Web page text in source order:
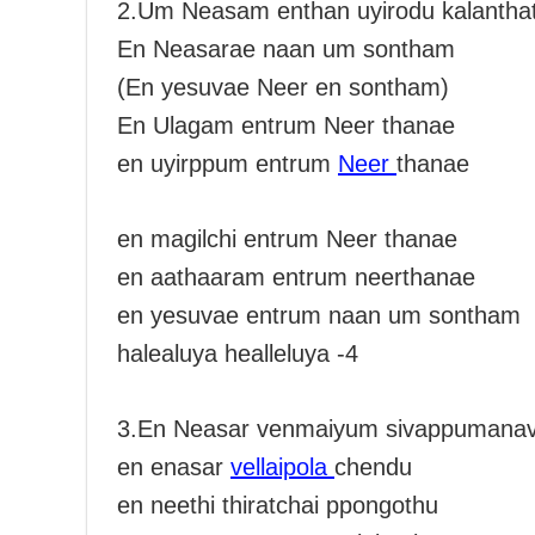
2.Um Neasam enthan uyirodu
En Neasarae naan um sontham
(En yesuvae Neer en sontham)
En Ulagam entrum Neer thanae
en uyirppum entrum Neer thanae
en magilchi entrum Neer thanae
en aathaaram entrum neerthanae
en yesuvae entrum naan um sontham
halealuya healleluya -4
3.En Neasar venmaiyum
en enasar vellaipola chendu
en neethi thiratchai ppongothu